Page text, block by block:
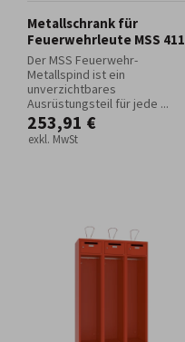
Metallschrank für
Feuerwehrleute MSS 411
Der MSS Feuerwehr-
Metallspind ist ein
unverzichtbares
Ausrüstungsteil für jede ...
253,91 €
exkl. MwSt